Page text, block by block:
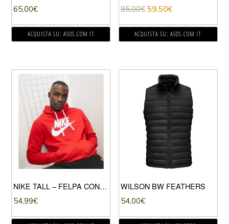
65,00€
ACQUISTA SU: ASOS.COM IT
85,00€ 59,50€
ACQUISTA SU: ASOS.COM IT
NIKE TALL – FELPA CON CAPPUCCIO CON LOGO GRANDE ROSSO
54,99€
WILSON BW FEATHERS
54,00€